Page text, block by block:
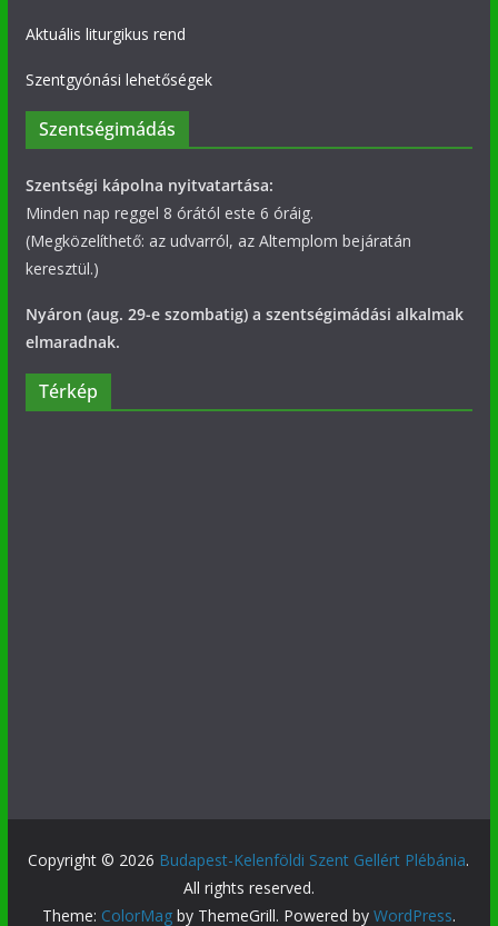
Aktuális liturgikus rend
Szentgyónási lehetőségek
Szentségimádás
Szentségi kápolna nyitvatartása:
Minden nap reggel 8 órától este 6 óráig.
(Megközelíthető: az udvarról, az Altemplom bejáratán
keresztül.)
Nyáron (aug. 29-e szombatig) a szentségimádási alkalmak
elmaradnak.
Térkép
Copyright © 2026 Budapest-Kelenföldi Szent Gellért Plébánia.
All rights reserved.
Theme: ColorMagby ThemeGrill. Powered by WordPress.